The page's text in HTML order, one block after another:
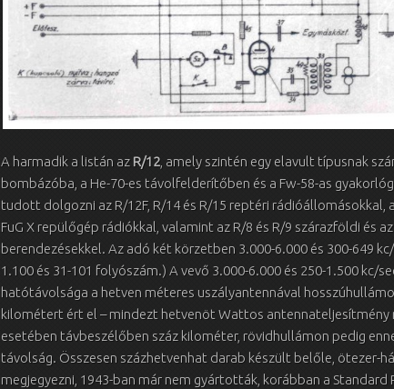
A harmadik a listán az R/12 , amely szintén egy elavult típusnak
bombázóba, a He-70-es távolfelderítőben és a Fw-58-as
tudott dolgozni az R/12F, R/14 és R/15 reptéri rádióállomásokkal,
FuG X repülőgép rádiókkal, valamint az R/8 és R/9 szárazföldi és
berendezésekkel. Az adó két körzetben 3.000-6.000 és 300-649
1.100 és 31-101 folyószám.) A vevő 3.000-6.000 és 250-1.500 kc/
hatótávolsága a hetven méteres uszályantennával
kilométert ért el – mindezt hetvenöt Wattos antennateljesítmény
esetében távbeszélőben száz kilométer, rövidhullámon pedig
távolság. Összesen százhetvenhat darab készült belőle, ötezer-
megjegyezni, 1943-ban már nem gyártották, korábban a Standard